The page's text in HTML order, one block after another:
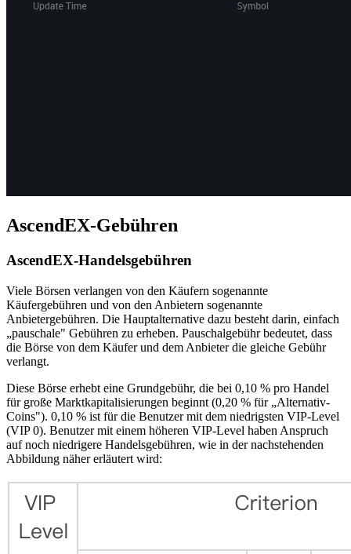
AscendEX-Gebühren
AscendEX-Handelsgebühren
Viele Börsen verlangen von den Käufern sogenannte
Käufergebühren und von den Anbietern sogenannte
Anbietergebühren. Die Hauptalternative dazu besteht darin, einfach
„pauschale" Gebühren zu erheben. Pauschalgebühr bedeutet, dass
die Börse von dem Käufer und dem Anbieter die gleiche Gebühr
verlangt.
Diese Börse erhebt eine Grundgebühr, die bei 0,10 % pro Handel
für große Marktkapitalisierungen beginnt (0,20 % für „Alternativ-
Coins"). 0,10 % ist für die Benutzer mit dem niedrigsten VIP-Level
(VIP 0). Benutzer mit einem höheren VIP-Level haben Anspruch
auf noch niedrigere Handelsgebühren, wie in der nachstehenden
Abbildung näher erläutert wird: